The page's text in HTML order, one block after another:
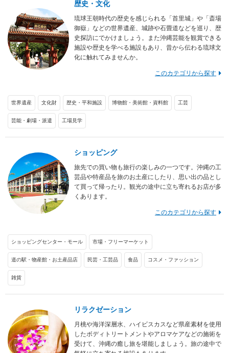
歴史・文化
琉球王朝時代の歴史を感じられる「首里城」や「斎場
御嶽」などの世界遺産、城跡や石畳道などを巡り、歴
史探訪にでかけましょう。また沖縄芸能を観賞できる
施設や歴史を学べる施設もあり、昔から伝わる琉球文
化に触れてみませんか。
このカテゴリから探す
世界遺産 文化財 歴史・平和施設 博物館・美術館・資料館 工芸
芸能・劇場・派遣 工場見学
ショッピング
旅先での買い物も旅行の楽しみの一つです。沖縄の工
芸品や特産品を旅のお土産にしたり、思い出の品とし
て買って帰ったり。観光の途中に立ち寄れるお店が多
くあります。
このカテゴリから探す
ショッピングセンター・モール 市場・フリーマーケット
道の駅・物産館・お土産品店 民芸・工芸品 食品 コスメ・ファッション
雑貨
リラクゼーション
月桃や海洋深層水、ハイビスカスなど県産素材を使用
したボディトリートメントやアロマケアなどの施術を
受けて、沖縄の癒し旅を堪能しましょう。旅の途中で